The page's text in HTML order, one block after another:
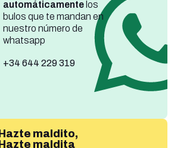
automáticamentelos
bulos que te mandan en
nuestro número de
whatsapp
+34 644 229 319
Hazte maldito,
Hazte maldita